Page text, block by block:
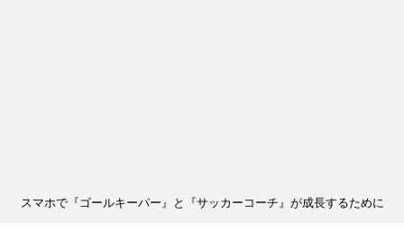
スマホで『ゴールキーパー』と『サッカーコーチ』が成長するために